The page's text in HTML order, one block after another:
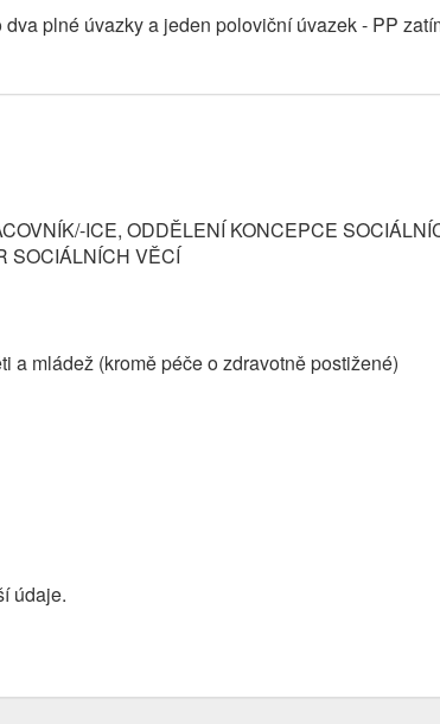
plné úvazky a jeden poloviční úvazek - PP
ICE, ODDĚLENÍ KONCEPCE
SOCIÁLNÍCH VĚCÍ
a mládež (kromě péče o zdravotně postižené)
údaje.